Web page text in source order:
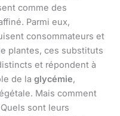
comme des
Parmi eux,
consommateurs et
plantes, ces substituts
et répondent à
de la glycémie,
Mais comment
sont leurs